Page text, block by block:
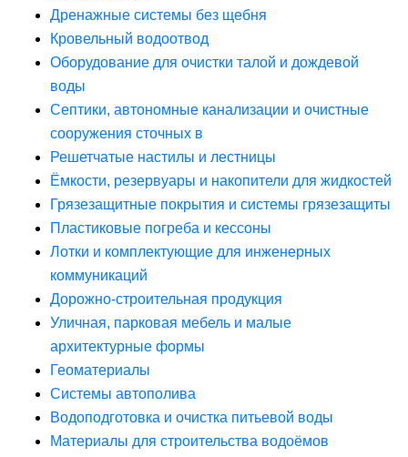
Дренажные системы без щебня
Кровельный водоотвод
Оборудование для очистки талой и дождевой
воды
Септики, автономные канализации и очистные
сооружения сточных в
Решетчатые настилы и лестницы
Ёмкости, резервуары и накопители для жидкостей
Грязезащитные покрытия и системы грязезащиты
Пластиковые погреба и кессоны
Лотки и комплектующие для инженерных
коммуникаций
Дорожно-строительная продукция
Уличная, парковая мебель и малые
архитектурные формы
Геоматериалы
Системы автополива
Водоподготовка и очистка питьевой воды
Материалы для строительства водоёмов